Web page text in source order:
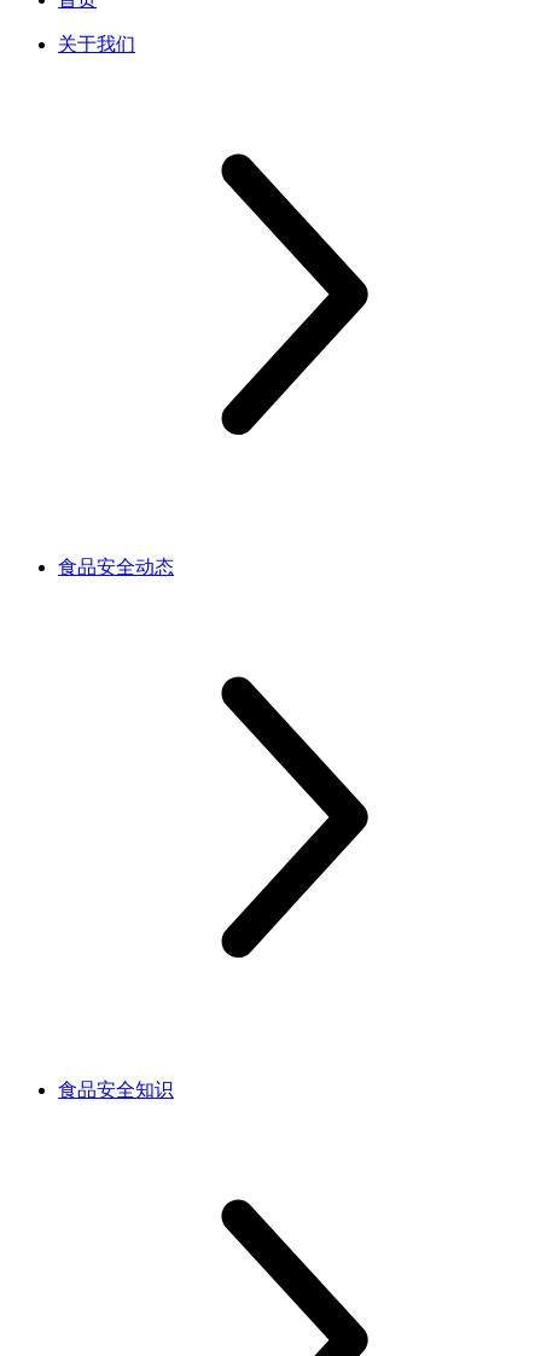
关于我们
食品安全动态
食品安全知识